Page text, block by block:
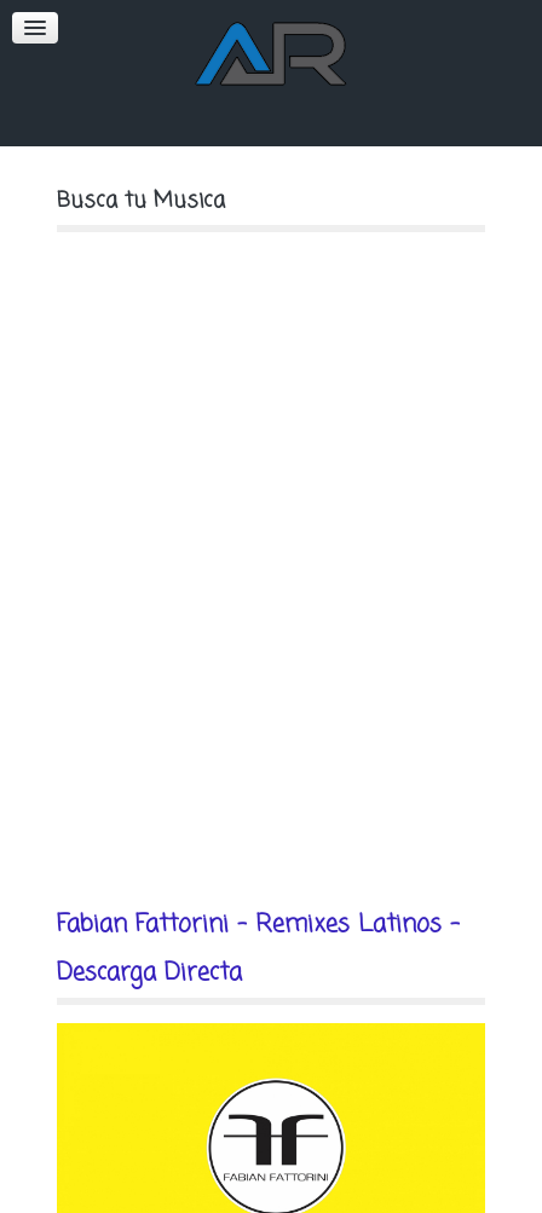
SOFT
Busca tu Musica
Fabian Fattorini - Remixes Latinos -
Descarga Directa